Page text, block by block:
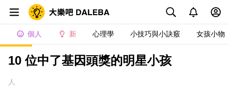
個人 新 心理學 小技巧與小訣竅 女孩小物
10 位中了基因頭獎的明星小孩
人